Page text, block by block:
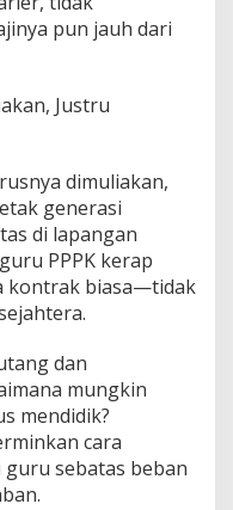
pun jauh dari
Justru
dimuliakan,
generasi
di lapangan
PPPK kerap
kontrak biasa—tidak
dan
mungkin
mendidik?
cara
sebatas beban